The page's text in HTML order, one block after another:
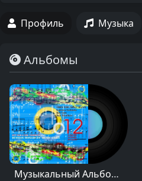
Профиль Музыка
Альбомы
Музыкальный Альбом "12"